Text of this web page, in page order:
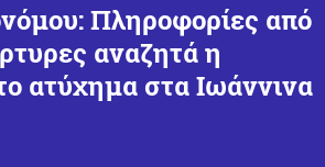
Πληροφορίες από
αναζητά η
ατύχημα στα Ιωάννινα